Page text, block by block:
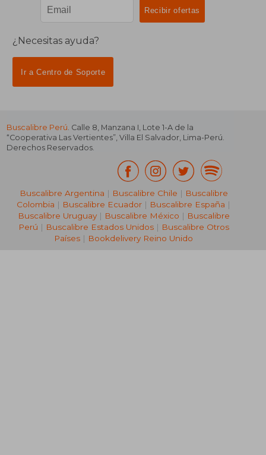
¿Necesitas ayuda?
Ir a Centro de Soporte
Buscalibre Perú. Calle 8, Manzana I, Lote 1-A de la
“Cooperativa Las Vertientes”, Villa El Salvador, Lima-Perú.
Derechos Reservados.
Buscalibre Argentina | Buscalibre Chile | Buscalibre
Colombia | Buscalibre Ecuador | Buscalibre España |
Buscalibre Uruguay| Buscalibre México | Buscalibre
Perú | Buscalibre Estados Unidos| Buscalibre Otros
Países | Bookdelivery Reino Unido